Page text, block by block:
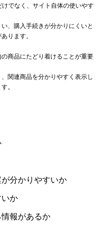
でなく、サイト自体の使いやす
、購入手続きが分かりにくいと
ります。
商品にたどり着けることが重要
関連商品を分かりやすく表示し
。
分かりやすいか
か
報があるか